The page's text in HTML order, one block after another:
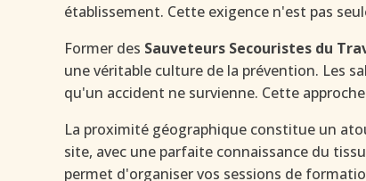
établissement. Cette exigence n'est pas
Former des Sauveteurs Secouristes du
une véritable culture de la prévention. Les
qu'un accident ne survienne. Cette
La proximité géographique constitue un
site, avec une parfaite connaissance du
permet d'organiser vos sessions de